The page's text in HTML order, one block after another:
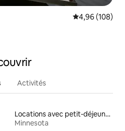
Évaluation
4,96 (108)
Activités
Locations avec petit-déjeuner
Minnesota